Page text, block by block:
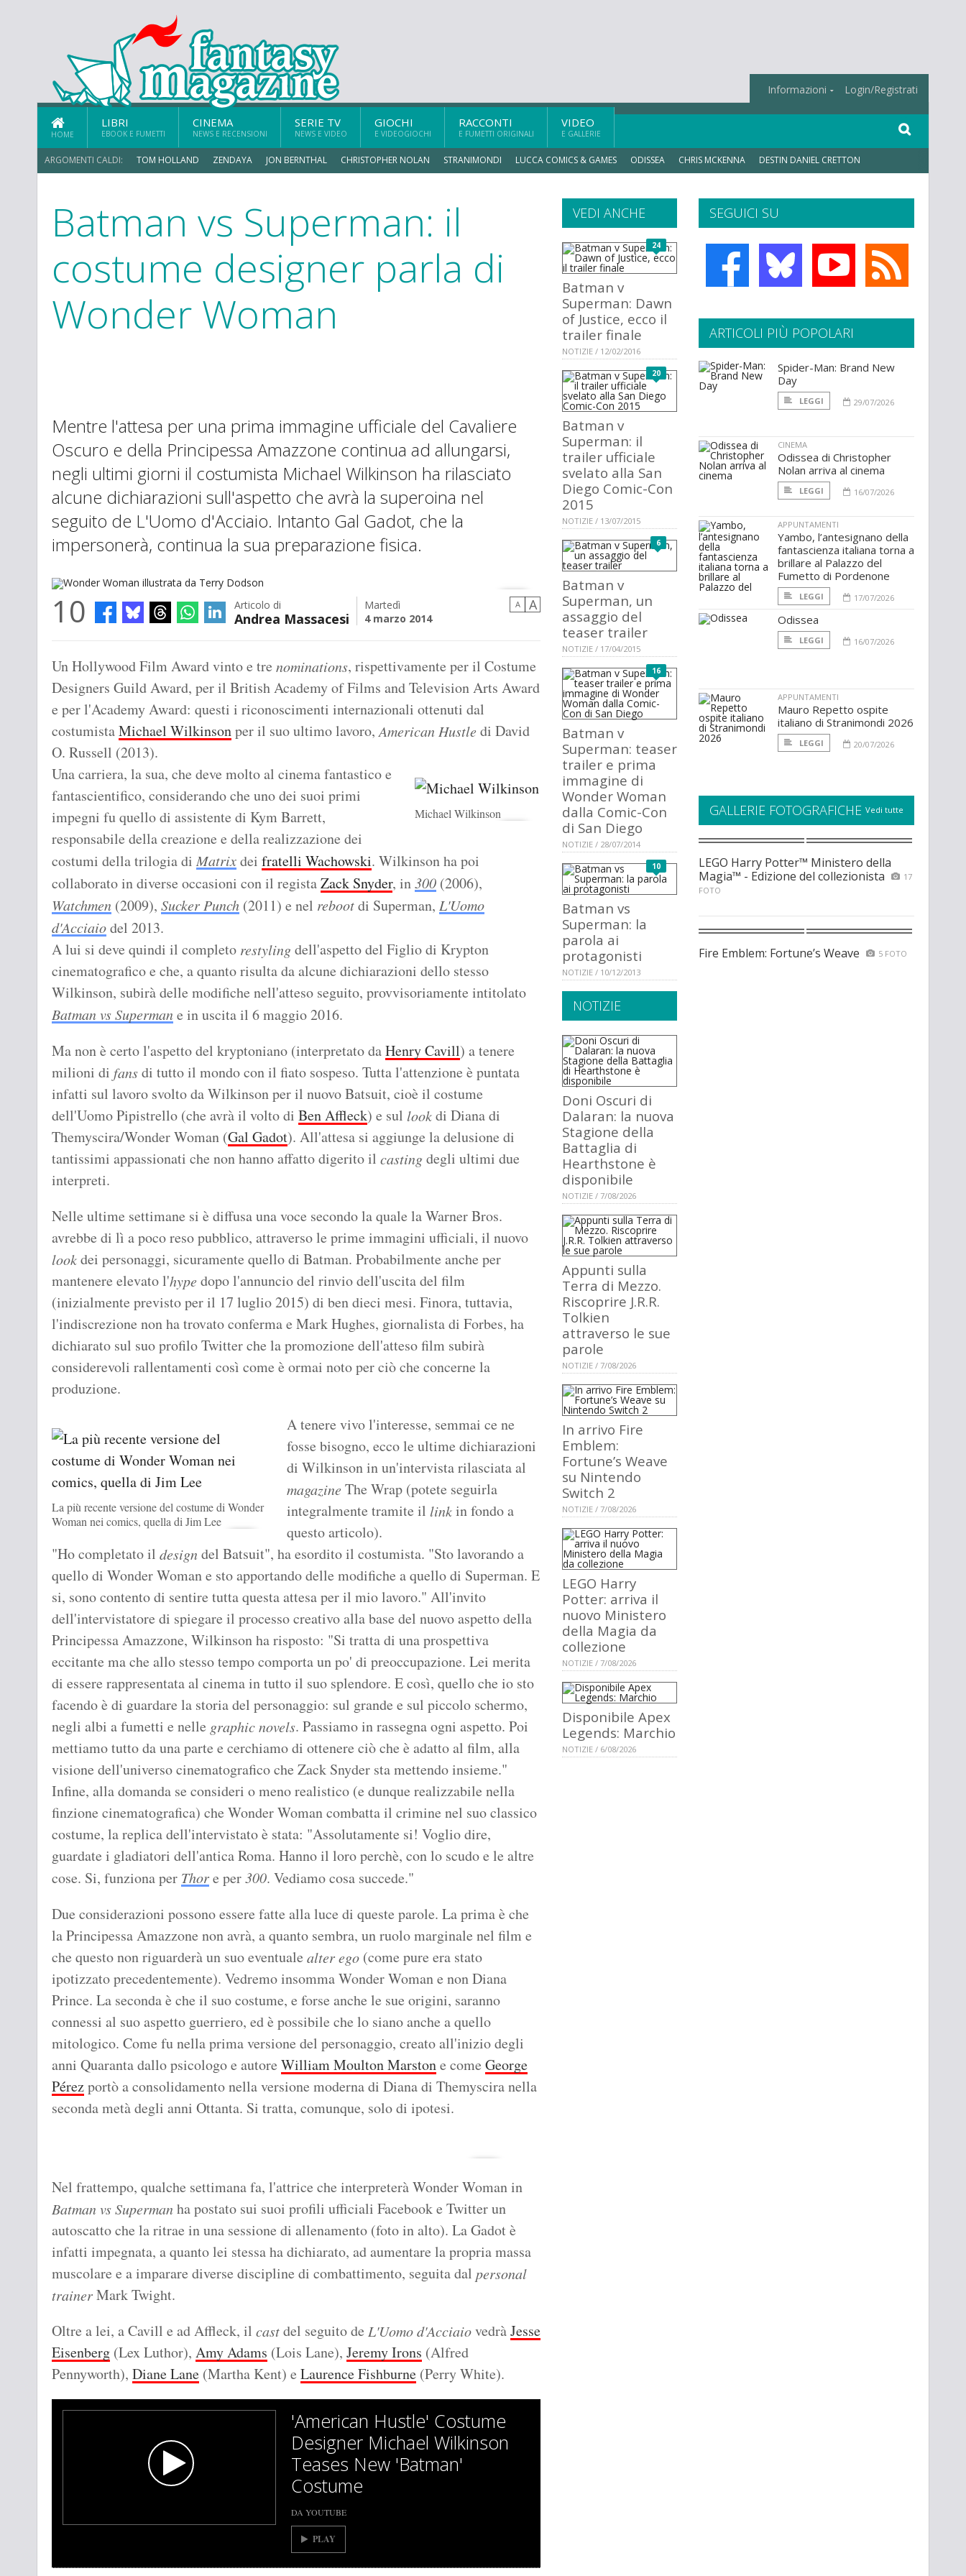
Informazioni Login/Registrati
HOME
LIBRI
EBOOK E FUMETTI
CINEMA
NEWS E RECENSIONI
SERIE TV
NEWS E VIDEO
GIOCHI
E VIDEOGIOCHI
RACCONTI
E FUMETTI ORIGINALI
VIDEO
E GALLERIE
ARGOMENTI CALDI: TOM HOLLAND ZENDAYA JON BERNTHAL CHRISTOPHER NOLAN STRANIMONDI LUCCA COMICS & GAMES ODISSEA CHRIS MCKENNA DESTIN DANIEL CRETTON
Batman vs Superman: il
costume designer parla di
Wonder Woman
Mentre l'attesa per una prima immagine ufficiale del Cavaliere
Oscuro e della Principessa Amazzone continua ad allungarsi,
negli ultimi giorni il costumista Michael Wilkinson ha rilasciato
alcune dichiarazioni sull'aspetto che avrà la superoina nel
seguito de L'Uomo d'Acciaio. Intanto Gal Gadot, che la
impersonerà, continua la sua preparazione fisica.
10 Articolo di
Andrea Massacesi
Martedì
4 marzo 2014
A A
Un Hollywood Film Award vinto e tre nominations, rispettivamente per il Costume
Designers Guild Award, per il British Academy of Films and Television Arts Award
e per l'Academy Award: questi i riconoscimenti internazionali ottenuti dal
costumistaMichael Wilkinsonper il suo ultimo lavoro, American Hustle di David
O. Russell (2013).
Michael Wilkinson
Una carriera, la sua, che deve molto al cinema fantastico e
fantascientifico, considerando che uno dei suoi primi
impegni fu quello di assistente di Kym Barrett,
responsabile della creazione e della realizzazione dei
costumi della trilogia di Matrixdei fratelli Wachowski. Wilkinson ha poi
collaborato in diverse occasioni con il registaZack Snyder, in300 (2006),
Watchmen (2009), Sucker Punch (2011) e nel rebootdi Superman, L'Uomo
d'Acciaiodel 2013.
A lui si deve quindi il completo restylingdell'aspetto del Figlio di Krypton
cinematografico e che, a quanto risulta da alcune dichiarazioni dello stesso
Wilkinson, subirà delle modifiche nell'atteso seguito, provvisoriamente intitolato
Batman vs Supermane in uscita il 6 maggio 2016.
Ma non è certo l'aspetto del kryptoniano (interpretato daHenry Cavill) a tenere
milioni di fansdi tutto il mondo con il fiato sospeso. Tutta l'attenzione è puntata
infatti sul lavoro svolto da Wilkinson per il nuovo Batsuit, cioè il costume
dell'Uomo Pipistrello (che avrà il volto di Ben Affleck) e sul lookdi Diana di
Themyscira/Wonder Woman (Gal Gadot). All'attesa si aggiunge la delusione di
tantissimi appassionati che non hanno affatto digerito il castingdegli ultimi due
interpreti.
Nelle ultime settimane si è diffusa una voce secondo la quale la Warner Bros.
avrebbe di lì a poco reso pubblico, attraverso le prime immagini ufficiali, il nuovo
lookdei personaggi, sicuramente quello di Batman. Probabilmente anche per
mantenere elevato l'hype dopo l'annuncio del rinvio dell'uscita del film
(inizialmente previsto per il 17 luglio 2015) di ben dieci mesi. Finora, tuttavia,
l'indiscrezione non ha trovato conferma e Mark Hughes, giornalista di Forbes, ha
dichiarato sul suo profilo Twitter che la promozione dell'atteso film subirà
considerevoli rallentamenti così come è ormai noto per ciò che concerne la
produzione.
La più recente versione del costume di Wonder
Woman nei comics, quella di Jim Lee
A tenere vivo l'interesse, semmai ce ne
fosse bisogno, ecco le ultime dichiarazioni
di Wilkinson in un'intervista rilasciata al
magazine The Wrap (potete seguirla
integralmente tramite il linkin fondo a
questo articolo).
"Ho completato il designdel Batsuit", ha esordito il costumista. "Sto lavorando a
quello di Wonder Woman e sto apportando delle modifiche a quello di Superman. E
si, sono contento di sentire tutta questa attesa per il mio lavoro." All'invito
dell'intervistatore di spiegare il processo creativo alla base del nuovo aspetto della
Principessa Amazzone, Wilkinson ha risposto: "Si tratta di una prospettiva
eccitante ma che allo stesso tempo comporta un po' di preoccupazione. Lei merita
di essere rappresentata al cinema in tutto il suo splendore. E così, quello che io sto
facendo è di guardare la storia del personaggio: sul grande e sul piccolo schermo,
negli albi a fumetti e nelle graphic novels. Passiamo in rassegna ogni aspetto. Poi
mettiamo tutto da una parte e cerchiamo di ottenere ciò che è adatto al film, alla
visione dell'universo cinematografico che Zack Snyder sta mettendo insieme."
Infine, alla domanda se consideri o meno realistico (e dunque realizzabile nella
finzione cinematografica) che Wonder Woman combatta il crimine nel suo classico
costume, la replica dell'intervistato è stata: "Assolutamente si! Voglio dire,
guardate i gladiatori dell'antica Roma. Hanno il loro perchè, con lo scudo e le altre
cose. Si, funziona per Thore per300. Vediamo cosa succede."
Due considerazioni possono essere fatte alla luce di queste parole. La prima è che
la Principessa Amazzone non avrà, a quanto sembra, un ruolo marginale nel film e
che questo non riguarderà un suo eventuale alter ego (come pure era stato
ipotizzato precedentemente). Vedremo insomma Wonder Woman e non Diana
Prince. La seconda è che il suo costume, e forse anche le sue origini, saranno
connessi al suo aspetto guerriero, ed è possibile che lo siano anche a quello
mitologico. Come fu nella prima versione del personaggio, creato all'inizio degli
anni Quaranta dallo psicologo e autore William Moulton Marstone come George
Pérezportò a consolidamento nella versione moderna di Diana di Themyscira nella
seconda metà degli anni Ottanta. Si tratta, comunque, solo di ipotesi.
Nel frattempo, qualche settimana fa, l'attrice che interpreterà Wonder Woman in
Batman vs Supermanha postato sui suoi profili ufficiali Facebook e Twitter un
autoscatto che la ritrae in una sessione di allenamento (foto in alto). La Gadot è
infatti impegnata, a quanto lei stessa ha dichiarato, ad aumentare la propria massa
muscolare e a imparare diverse discipline di combattimento, seguita dal personal
trainerMark Twight.
Oltre a lei, a Cavill e ad Affleck, il castdel seguito de L'Uomo d'AcciaiovedràJesse
Eisenberg (Lex Luthor), Amy Adams (Lois Lane), Jeremy Irons (Alfred
Pennyworth), Diane Lane (Martha Kent) e Laurence Fishburne (Perry White).
'American Hustle' Costume
Designer Michael Wilkinson
Teases New 'Batman'
Costume
DA YOUTUBE
PLAY
SEGUICI SU
VEDI ANCHE
24
Batman v
Superman: Dawn
of Justice, ecco il
trailer finale
NOTIZIE / 12/02/2016
20
Batman v
Superman: il
trailer ufficiale
svelato alla San
Diego Comic-Con
2015
NOTIZIE / 13/07/2015
6
Batman v
Superman, un
assaggio del
teaser trailer
NOTIZIE / 17/04/2015
16
Batman v
Superman: teaser
trailer e prima
immagine di
Wonder Woman
dalla Comic-Con
di San Diego
NOTIZIE / 28/07/2014
10
Batman vs
Superman: la
parola ai
protagonisti
NOTIZIE / 10/12/2013
NOTIZIE
Doni Oscuri di
Dalaran: la nuova
Stagione della
Battaglia di
Hearthstone è
disponibile
NOTIZIE / 7/08/2026
Appunti sulla
Terra di Mezzo.
Riscoprire J.R.R.
Tolkien
attraverso le sue
parole
NOTIZIE / 7/08/2026
In arrivo Fire
Emblem:
Fortune’s Weave
su Nintendo
Switch 2
NOTIZIE / 7/08/2026
LEGO Harry
Potter: arriva il
nuovo Ministero
della Magia da
collezione
NOTIZIE / 7/08/2026
Disponibile Apex
Legends: Marchio
NOTIZIE / 6/08/2026
ARTICOLI PIÙ POPOLARI
Spider-Man: Brand New
Day
LEGGI 29/07/2026
CINEMA
Odissea di Christopher
Nolan arriva al cinema
LEGGI 16/07/2026
APPUNTAMENTI
Yambo, l’antesignano della
fantascienza italiana torna a
brillare al Palazzo del
Fumetto di Pordenone
LEGGI 17/07/2026
Odissea
LEGGI 16/07/2026
APPUNTAMENTI
Mauro Repetto ospite
italiano di Stranimondi 2026
LEGGI 20/07/2026
GALLERIE FOTOGRAFICHE Vedi tutte
LEGO Harry Potter™ Ministero della
Magia™ - Edizione del collezionista
17
FOTO
Fire Emblem: Fortune’s Weave 5 FOTO